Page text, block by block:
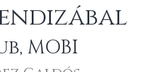
MOBI